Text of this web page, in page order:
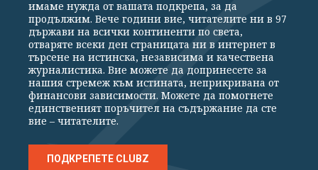
Общи условия
Политика за поверителност
Реклама
Партньори Контакти
За Клуб Z
Екип
Подкрепете ни
Издател на www.clubz.bg е „Клуб Зебра Медия“ ЕООД, София, ул. "Алеко
Константинов" 3. Всички права запазени 2026 „Клуб Зебра Медия“
Препечатването на материали, снимки и видео от www.clubz.bg без
разрешение ще бъде преследвано по съдебен път, съгласно
ОБЩИТЕ УСЛОВИЯ
имаме нужда от вашата подкрепа, за да
продължим. Вече години вие, читателите ни в 97
държави на всички континенти по света,
отваряте всеки ден страницата ни в интернет в
търсене на истинска, независима и качествена
журналистика. Вие можете да допринесете за
нашия стремеж към истината, неприкривана от
финансови зависимости. Можете да помогнете
единственият поръчител на съдържание да сте
вие – читателите.
ПОДКРЕПЕТЕ CLUBZ